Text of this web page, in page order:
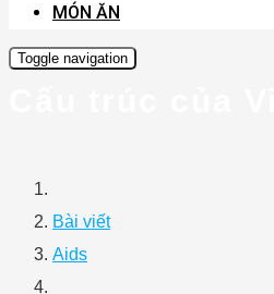
MÓN ĂN
Toggle navigation
Bài viết
Aids